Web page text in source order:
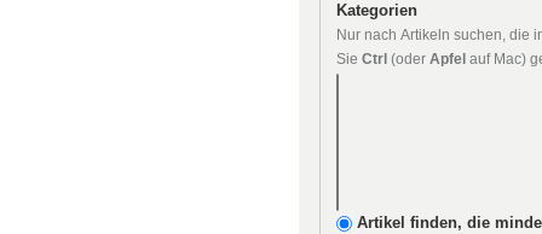
Kategorien
Nur nach Artikeln suchen, die
SieCtrl (oderApfel auf Mac)
Artikel finden, die